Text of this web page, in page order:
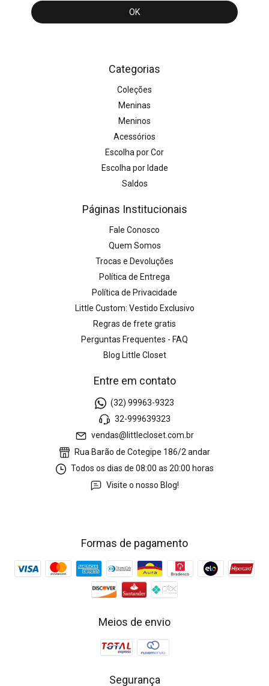
Categorias
Coleções
Meninas
Meninos
Acessórios
Escolha por Cor
Escolha por Idade
Saldos
Páginas Institucionais
Fale Conosco
Quem Somos
Trocas e Devoluções
Política de Entrega
Política de Privacidade
Little Custom: Vestido Exclusivo
Regras de frete gratis
Perguntas Frequentes - FAQ
Blog Little Closet
Entre em contato
(32) 99963-9323
32-999639323
vendas@littlecloset.com.br
Rua Barão de Cotegipe 186/2 andar
Todos os dias de 08:00 as 20:00 horas
Visite o nosso Blog!
Formas de pagamento
Meios de envio
Segurança